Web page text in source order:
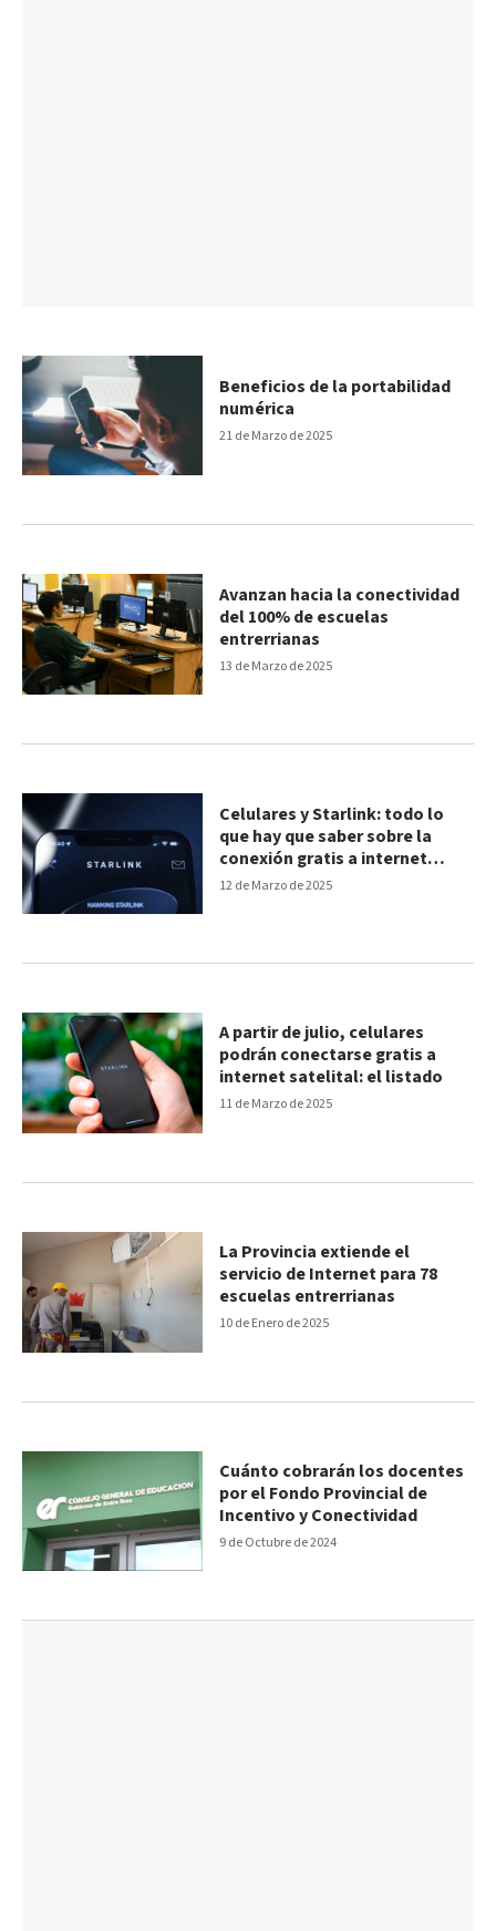
21 de Marzo de 2025
Beneficios de la portabilidad
numérica
13 de Marzo de 2025
Avanzan hacia la conectividad
del 100% de escuelas
entrerrianas
12 de Marzo de 2025
Celulares y Starlink: todo lo
que hay que saber sobre la
conexión gratis a internet
satelital
11 de Marzo de 2025
A partir de julio, celulares
podrán conectarse gratis a
internet satelital: el listado
10 de Enero de 2025
La Provincia extiende el
servicio de Internet para 78
escuelas entrerrianas
9 de Octubre de 2024
Cuánto cobrarán los docentes
por el Fondo Provincial de
Incentivo y Conectividad